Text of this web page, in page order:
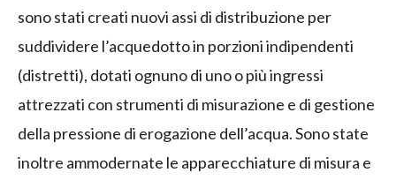
sono stati creati nuovi assi di distribuzione per
suddividere l’acquedotto in porzioni indipendenti
(distretti), dotati ognuno di uno o più ingressi
attrezzati con strumenti di misurazione e di gestione
della pressione di erogazione dell’acqua. Sono state
inoltre ammodernate le apparecchiature di misura e